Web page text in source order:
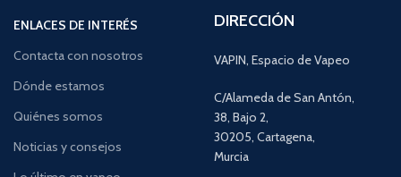
ENLACES DE INTERÉS
Contacta con nosotros
Dónde estamos
Quiénes somos
Noticias y consejos
DIRECCIÓN
VAPIN, Espacio de Vapeo
C/Alameda de San Antón,
38, Bajo 2,
30205, Cartagena,
Murcia